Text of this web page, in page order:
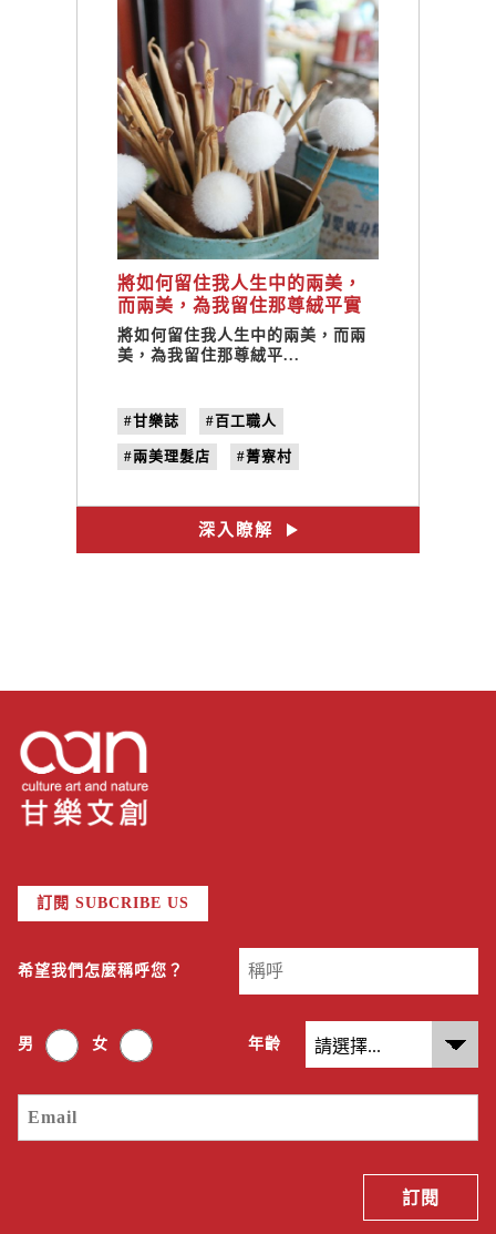
將如何留住我人生中的兩美，
而兩美，為我留住那尊絨平實
的生活 / 手工鵝毛棒 許正義
將如何留住我人生中的兩美，而兩
美，為我留住那尊絨平...
#甘樂誌 #百工職人
#兩美理髮店 #菁寮村
#手工鵝毛棒 #手工耳扒
深入瞭解
訂閱 SUBCRIBE US
希望我們怎麼稱呼您？
男 女 年齡